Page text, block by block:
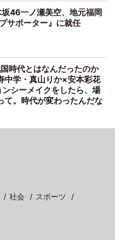
46一ノ瀬美空、地元福岡
サポーター』に就任
時代とはなんだったのか
中学・真山りか×安本彩花
ンシーメイクをしたら、場
て。時代が変わったんだな
社会
スポーツ